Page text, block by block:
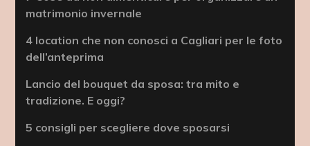
matrimonio invernale
4 location che non conosci a Cagliari per le foto
dell’anteprima
Lancio del bouquet da sposa: tra mito e
tradizione. E oggi?
5 consigli per scegliere dove sposarsi